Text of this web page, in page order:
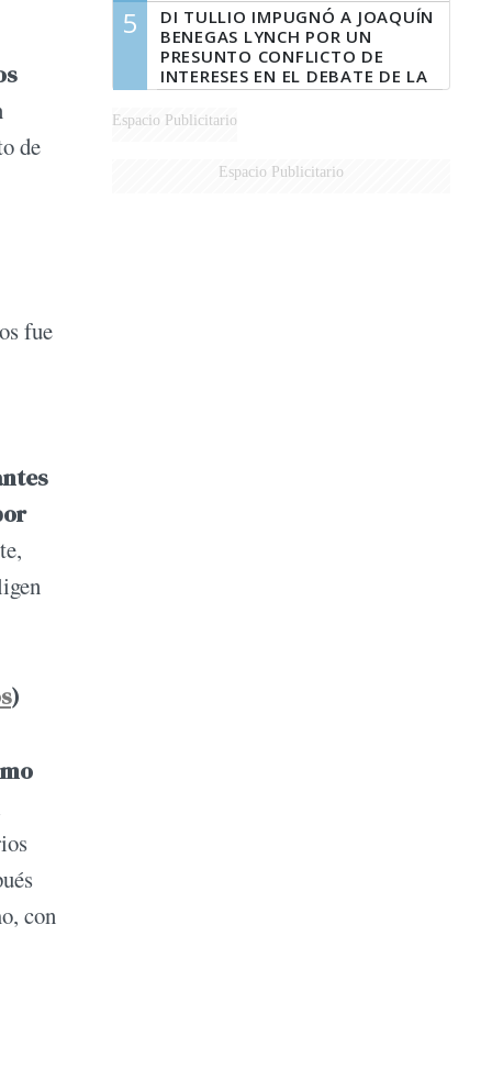
de
fue
)
con
5
DI TULLIO IMPUGNÓ A JOAQUÍN
BENEGAS LYNCH POR UN
PRESUNTO CONFLICTO DE
INTERESES EN EL DEBATE DE LA
LEY DE TIERRAS
Espacio Publicitario
Espacio Publicitario